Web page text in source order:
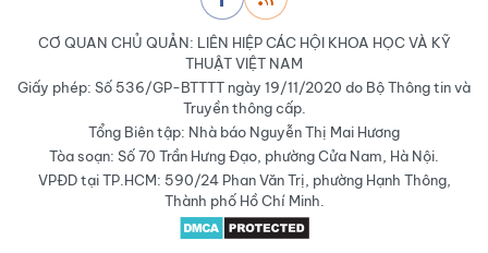
CƠ QUAN CHỦ QUẢN: LIÊN HIỆP CÁC HỘI KHOA HỌC VÀ KỸ
THUẬT VIỆT NAM
Giấy phép: Số 536/GP-BTTTT ngày 19/11/2020 do Bộ Thông tin và
Truyền thông cấp.
Tổng Biên tập: Nhà báo Nguyễn Thị Mai Hương
Tòa soạn: Số 70 Trần Hưng Đạo, phường Cửa Nam, Hà Nội.
VPĐD tại TP.HCM: 590/24 Phan Văn Trị, phường Hạnh Thông,
Thành phố Hồ Chí Minh.